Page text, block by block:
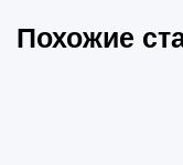
Похожие